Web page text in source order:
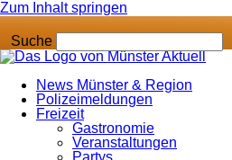
Zum Inhalt springen
Suche
News Münster & Region
Polizeimeldungen
Freizeit
Gastronomie
Veranstaltungen
Partys